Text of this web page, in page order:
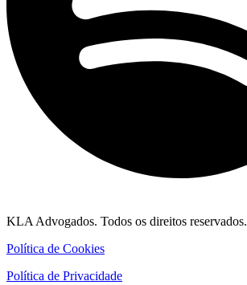
KLA Advogados. Todos os direitos reservados.
Política de Cookies
Política de Privacidade